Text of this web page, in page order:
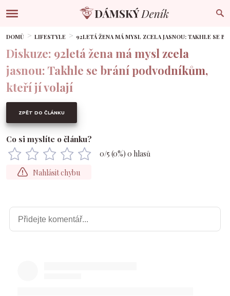
DOMŮ LIFESTYLE 92LETÁ ŽENA MÁ MYSL ZCELA JASNOU: TAKHLE SE
Diskuze: 92letá žena má mysl zcela
jasnou: Takhle se brání podvodníkům,
kteří jí volají
ZPĚT DO ČLÁNKU
Co si myslíte o článku?
0/5 (0%) 0 hlasů
Nahlásit chybu